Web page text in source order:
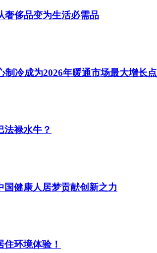
奢侈品变为生活必需品
冷成为2026年暖通市场最大增长点
法禄水牛？
健康人居梦贡献创新之力
环境体验！